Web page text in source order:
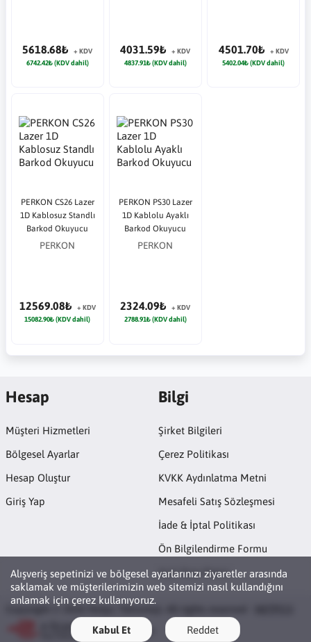
5618.68₺
+ KDV
6742.42₺ (KDV dahil)
4031.59₺
+ KDV
4837.91₺ (KDV dahil)
4501.70₺
+ KDV
5402.04₺ (KDV dahil)
PERKON CS26 Lazer
1D Kablosuz Standlı
Barkod Okuyucu
PERKON
12569.08₺
+ KDV
15082.90₺ (KDV dahil)
PERKON PS30 Lazer
1D Kablolu Ayaklı
Barkod Okuyucu
PERKON
2324.09₺
+ KDV
2788.91₺ (KDV dahil)
Alışveriş sepetinizi ve bölgesel ayarlarınızı ziyaretler arasında
saklamak ve müşterilerimizin web sitemizi nasıl kullandığını
anlamak için çerez kullanıyoruz.
Kabul Et Reddet
Hesap
Müşteri Hizmetleri
Bölgesel Ayarlar
Hesap Oluştur
Giriş Yap
Bilgi
Şirket Bilgileri
Çerez Politikası
KVKK Aydınlatma Metni
Mesafeli Satış Sözleşmesi
İade & İptal Politikası
Ön Bilgilendirme Formu
Açık Rıza Metni
Copyright © 2026 Netpc Teknoloji. All rights reserved ·
ETBİS'e Kayıtlıdır